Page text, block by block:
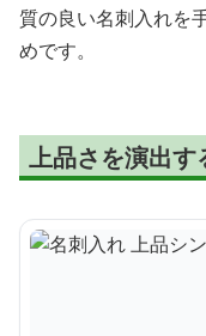
質の良い名刺入れを
めです。
上品さを演出す